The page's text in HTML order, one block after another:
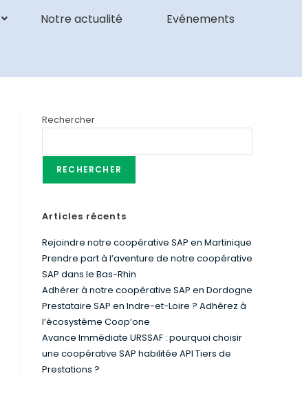
Notre actualité Evénements
Rechercher
RECHERCHER
Articles récents
Rejoindre notre coopérative SAP en Martinique
Prendre part à l’aventure de notre coopérative
SAP dans le Bas-Rhin
Adhérer à notre coopérative SAP en Dordogne
Prestataire SAP en Indre-et-Loire ? Adhérez à
l’écosystème Coop’one
Avance Immédiate URSSAF : pourquoi choisir
une coopérative SAP habilitée API Tiers de
Prestations ?